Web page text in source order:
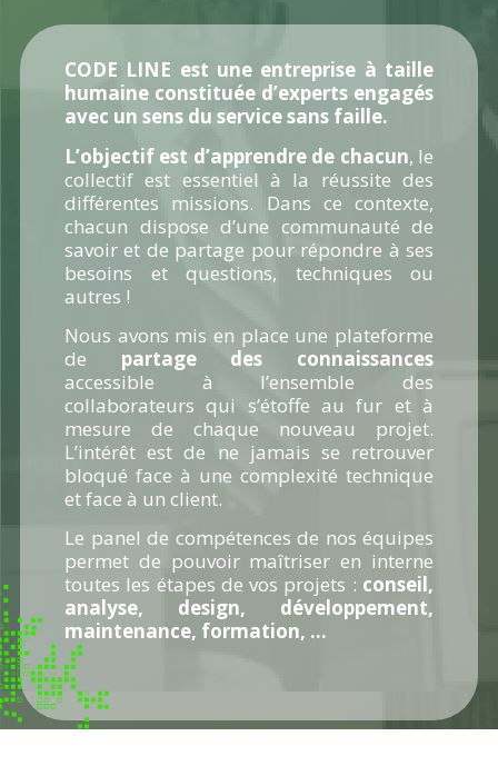
CODE LINE est une entreprise à taille
humaine constituée d’experts engagés
avec un sens du service sans faille.
L’objectif est d’apprendre de chacun, le
collectif est essentiel à la réussite des
différentes missions. Dans ce contexte,
chacun dispose d’une communauté de
savoir et de partage pour répondre à ses
besoins et questions, techniques ou
autres !
Nous avons mis en place une plateforme
de partage des connaissances
accessible à l’ensemble des
collaborateurs qui s’étoffe au fur et à
mesure de chaque nouveau projet.
L’intérêt est de ne jamais se retrouver
bloqué face à une complexité technique
et face à un client.
Le panel de compétences de nos équipes
permet de pouvoir maîtriser en interne
toutes les étapes de vos projets : conseil,
analyse, design, développement,
maintenance, formation, …